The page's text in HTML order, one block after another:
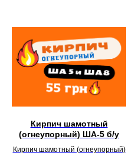
Кирпич шамотный
(огнеупорный) ША-5 б/у
Кирпич шамотный (огнеупорный)